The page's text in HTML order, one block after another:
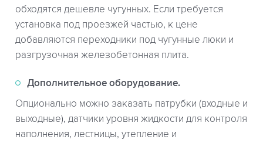
обходятся дешевле чугунных. Если требуется
установка под проезжей частью, к цене
добавляются переходники под чугунные люки и
разгрузочная железобетонная плита.
Дополнительное оборудование.
Опционально можно заказать патрубки (входные и
выходные), датчики уровня жидкости для контроля
наполнения, лестницы, утепление и